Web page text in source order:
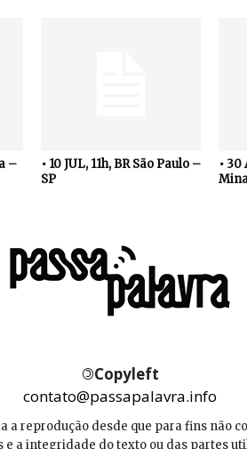
–
• 10 JUL, 11h, BR São Paulo –
SP
• 30
©Copyleft
contato@passapalavra.info
a reprodução desde que para fins não
e a integridade do texto ou das partes